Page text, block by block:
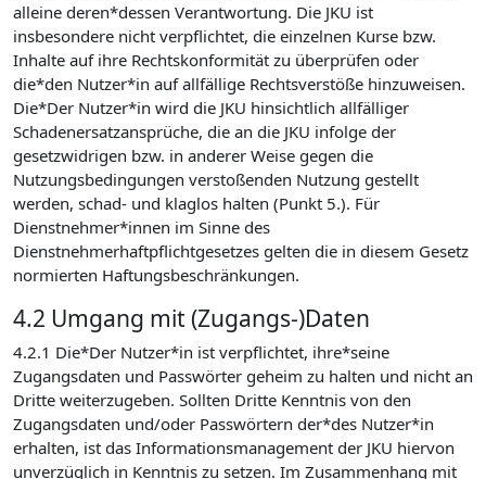
alleine deren*dessen Verantwortung. Die JKU ist
insbesondere nicht verpflichtet, die einzelnen Kurse bzw.
Inhalte auf ihre Rechtskonformität zu überprüfen oder
die*den Nutzer*in auf allfällige Rechtsverstöße hinzuweisen.
Die*Der Nutzer*in wird die JKU hinsichtlich allfälliger
Schadenersatzansprüche, die an die JKU infolge der
gesetzwidrigen bzw. in anderer Weise gegen die
Nutzungsbedingungen verstoßenden Nutzung gestellt
werden, schad- und klaglos halten (Punkt 5.). Für
Dienstnehmer*innen im Sinne des
Dienstnehmerhaftpflichtgesetzes gelten die in diesem Gesetz
normierten Haftungsbeschränkungen.
4.2 Umgang mit (Zugangs-)Daten
4.2.1 Die*Der Nutzer*in ist verpflichtet, ihre*seine
Zugangsdaten und Passwörter geheim zu halten und nicht an
Dritte weiterzugeben. Sollten Dritte Kenntnis von den
Zugangsdaten und/oder Passwörtern der*des Nutzer*in
erhalten, ist das Informationsmanagement der JKU hiervon
unverzüglich in Kenntnis zu setzen. Im Zusammenhang mit